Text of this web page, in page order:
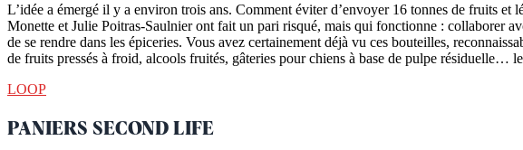
L’idée a émergé il y a environ trois ans. Comment éviter d’envoyer 16 tonnes de fruits
Monette et Julie Poitras-Saulnier ont fait un pari risqué, mais qui fonctionne : collaborer
de se rendre dans les épiceries. Vous avez certainement déjà vu ces bouteilles,
de fruits pressés à froid, alcools fruités, gâteries pour chiens à base de pulpe résiduelle…
LOOP
PANIERS SECOND LIFE